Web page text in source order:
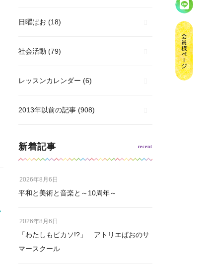
日曜ぱお (18)
社会活動 (79)
レッスンカレンダー (6)
2013年以前の記事 (908)
新着記事
平和と美術と音楽と～10周年～
2026年8月6日
「わたしもピカソ!?」 アトリエぱおのサ
マースクール
2026年8月6日